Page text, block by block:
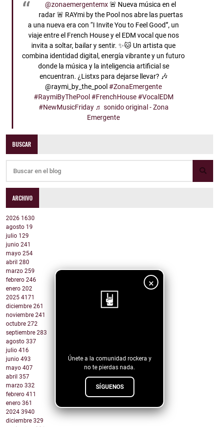
×
Únete a la comunidad rockera y
no te pierdas nada.
SÍGUENOS
@zonaemergentemx🚨 Nueva música en el
radar 🚨 RAYmi by the Pool nos abre las puertas
a una nueva era con “I Invite You to Feel Good”, un
viaje entre el French House y el EDM vocal que nos
invita a soltar, bailar y sentir. ✨🐱 Un artista que
combina identidad digital, energía vibrante y un futuro
donde la música y la inteligencia artificial se
encuentran. ¿Listxs para dejarse llevar? 🎶
@raymi_by_the_pool #ZonaEmergente
#RaymiByThePool #FrenchHouse #VocalEDM
#NewMusicFriday ♬ sonido original - Zona
Emergente
BUSCAR
ARCHIVO
2026 1630
agosto 19
julio 129
junio 241
mayo 254
abril 280
marzo 259
febrero 246
enero 202
2025 4171
diciembre 261
noviembre 241
octubre 272
septiembre 283
agosto 337
julio 416
junio 493
mayo 407
abril 357
marzo 332
febrero 411
enero 361
2024 3940
diciembre 329